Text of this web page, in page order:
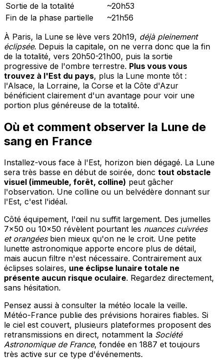
Sortie de la totalité
~20h53
Fin de la phase partielle
~21h56
À Paris, la Lune se lève vers 20h19, déjà pleinement
éclipsée. Depuis la capitale, on ne verra donc que la fin
de la totalité, vers 20h50-21h00, puis la sortie
progressive de l'ombre terrestre. Plus vous vous
trouvez à l'Est du pays, plus la Lune monte tôt :
l'Alsace, la Lorraine, la Corse et la Côte d'Azur
bénéficient clairement d'un avantage pour voir une
portion plus généreuse de la totalité.
Où et comment observer la Lune de
sang en France
Installez-vous face à l'Est, horizon bien dégagé. La Lune
sera très basse en début de soirée, donc tout obstacle
visuel (immeuble, forêt, colline) peut gâcher
l'observation. Une colline ou un belvédère donnant sur
l'Est, c'est l'idéal.
Côté équipement, l'œil nu suffit largement. Des jumelles
7x50 ou 10x50 révèlent pourtant les nuances cuivrées
et orangéesbien mieux qu'on ne le croit. Une petite
lunette astronomique apporte encore plus de détail,
mais aucun filtre n'est nécessaire. Contrairement aux
éclipses solaires, une éclipse lunaire totale ne
présente aucun risque oculaire. Regardez directement,
sans hésitation.
Pensez aussi à consulter la météo locale la veille.
Météo-France publie des prévisions horaires fiables. Si
le ciel est couvert, plusieurs plateformes proposent des
retransmissions en direct, notamment la Société
Astronomique de France, fondée en 1887 et toujours
très active sur ce type d'événements.